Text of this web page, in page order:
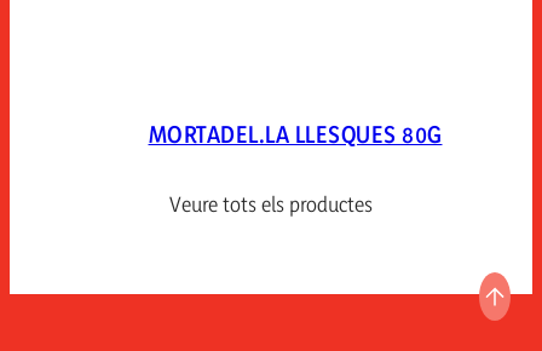
MORTADEL.LA LLESQUES 80G
Veure tots els productes